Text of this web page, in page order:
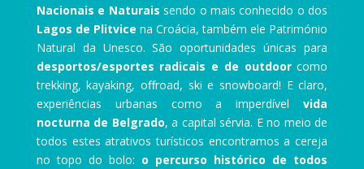
Nacionais e Naturais sendo o mais conhecido o dos
Lagos de Plitvice na Croácia, também ele Património
Natural da Unesco. São oportunidades únicas para
desportos/esportes radicais e de outdoorcomo
trekking, kayaking, offroad, ski e snowboard! E claro,
experiências urbanas como a imperdívelvida
nocturna de Belgrado, a capital sérvia. E no meio de
todos estes atrativos turísticos encontramos a cereja
no topo do bolo: o percurso histórico de todos